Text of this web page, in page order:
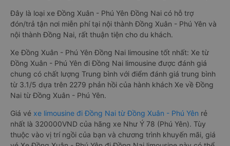
Đây là loại xe Đồng Xuân - Phú Yên Đồng Nai có hỗ trợ
đón/trả tận nơi miễn phí tại nội thành Đồng Xuân - Phú Yên và
nội thành Đồng Nai, rất thuận tiện cho du khách.
Xe Đồng Xuân - Phú Yên Đồng Nai limousine tốt nhất: Xe từ
Đồng Xuân - Phú Yên đi Đồng Nai limousine được đánh giá
chung có chất lượng Trung bình với điểm đánh giá trung bình
từ 3.1/5 dựa trên 2279 phản hồi của hành khách Xe về Đồng
Nai từ Đồng Xuân - Phú Yên.
Giá vé xe limousine đi Đồng Nai từ Đồng Xuân - Phú Yên rẻ
nhất là 320000VND của hãng xe Như Ý 78 (Phú Yên). Tùy
thuộc vào vị trí ngồi của bạn và chương trình khuyến mãi, giá